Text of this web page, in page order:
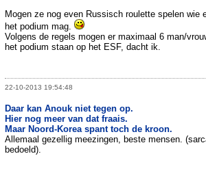
Mogen ze nog even Russisch roulette spelen wie
het podium mag.
Volgens de regels mogen er maximaal 6 man/
het podium staan op het ESF, dacht ik.
22-10-2013 19:54:48
Daar kan Anouk niet tegen op.
Hier nog meer van dat fraais.
Maar Noord-Korea spant toch de kroon.
Allemaal gezellig meezingen, beste mensen.
bedoeld).